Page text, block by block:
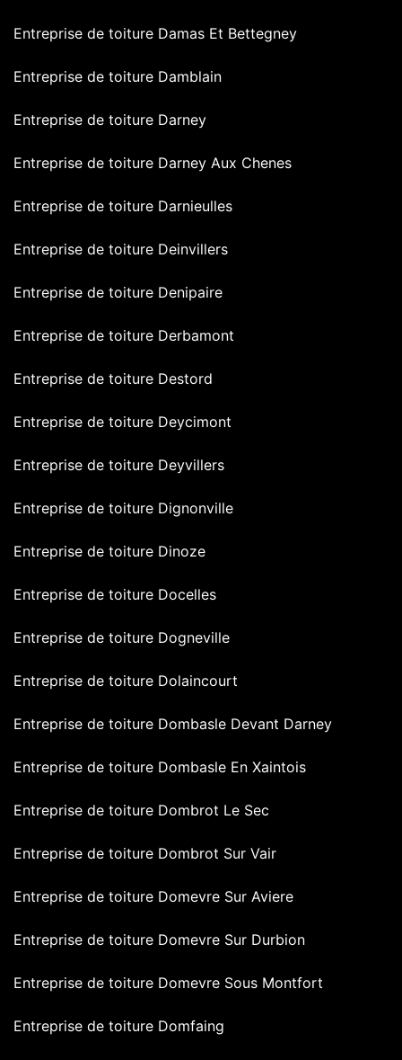
Entreprise de toiture Damas Et Bettegney
Entreprise de toiture Damblain
Entreprise de toiture Darney
Entreprise de toiture Darney Aux Chenes
Entreprise de toiture Darnieulles
Entreprise de toiture Deinvillers
Entreprise de toiture Denipaire
Entreprise de toiture Derbamont
Entreprise de toiture Destord
Entreprise de toiture Deycimont
Entreprise de toiture Deyvillers
Entreprise de toiture Dignonville
Entreprise de toiture Dinoze
Entreprise de toiture Docelles
Entreprise de toiture Dogneville
Entreprise de toiture Dolaincourt
Entreprise de toiture Dombasle Devant Darney
Entreprise de toiture Dombasle En Xaintois
Entreprise de toiture Dombrot Le Sec
Entreprise de toiture Dombrot Sur Vair
Entreprise de toiture Domevre Sur Aviere
Entreprise de toiture Domevre Sur Durbion
Entreprise de toiture Domevre Sous Montfort
Entreprise de toiture Domfaing